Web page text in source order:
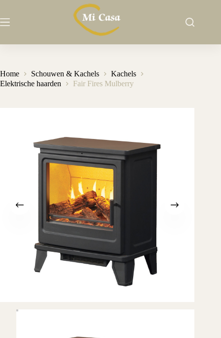
de
Home Schouwen & Kachels
Kachels
Elektrische haarden
Fair Fires Mulberry